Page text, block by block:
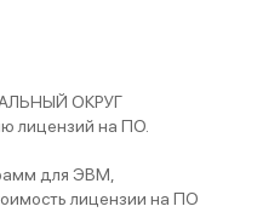
ОКРУГ
лицензий на ПО.
для ЭВМ,
лицензии на ПО